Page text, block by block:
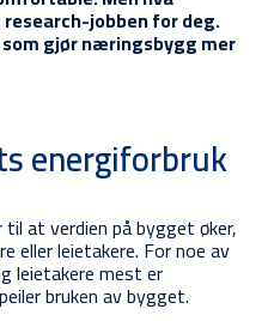
jobben for deg.
gjør næringsbygg mer
energiforbruk
at verdien på bygget øker,
eller leietakere. For noe av
leietakere mest er
bruken av bygget.